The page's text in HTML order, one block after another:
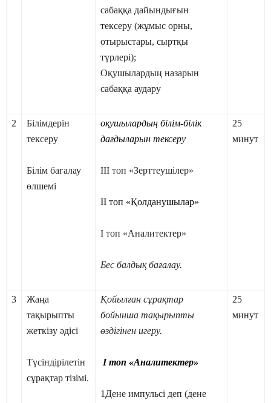
сабаққа дайындығын
тексеру (жұмыс орны,
отырыстары, сыртқы
түрлері);
Оқушылардың назарын
сабаққа аудару
2
Білімдерін
тексеру
Білім бағалау
өлшемі
оқушылардың білім-білік
дағдыларын тексеру
ІІІ топ «Зерттеушілер»
ІІ топ «Қолданушылар»
І топ «Аналитектер»
Бес балдық бағалау.
25
минут
3
Жаңа
тақырыпты
жеткізу әдісі
Түсіндірілетін
сұрақтар тізімі.
Қойылған сұрақтар
бойынша тақырыпты
өздігінен игеру.
І топ «Аналитектер»
1Дене импульсі деп (дене
25
минут